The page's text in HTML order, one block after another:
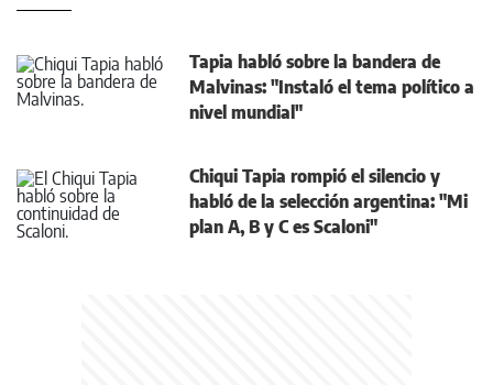
Tapia habló sobre la bandera de
Malvinas: "Instaló el tema político a
nivel mundial"
Chiqui Tapia rompió el silencio y
habló de la selección argentina: "Mi
plan A, B y C es Scaloni"